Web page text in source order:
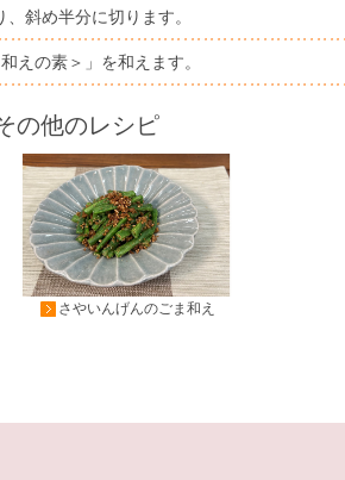
斜め半分に切ります。
えの素＞」を和えます。
の他のレシピ
さやいんげんのごま和え